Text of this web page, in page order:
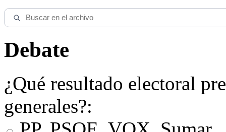
Debate
¿Qué resultado electoral
generales?: